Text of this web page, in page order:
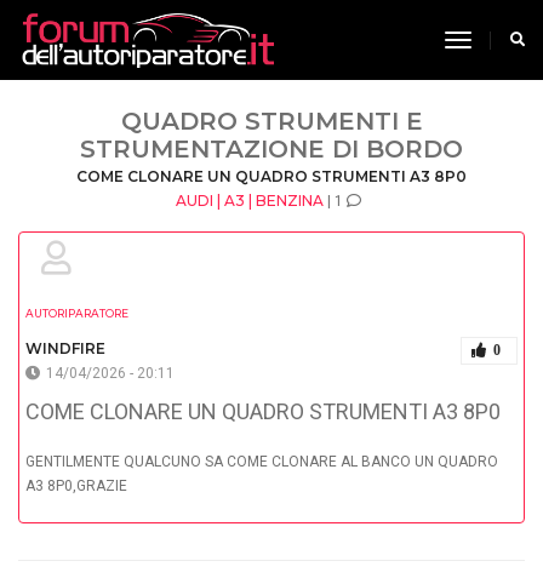
toggle
QUADRO STRUMENTI E
STRUMENTAZIONE DI BORDO
COME CLONARE UN QUADRO STRUMENTI A3 8P0
AUDI | A3 | BENZINA
| 1
AUTORIPARATORE
WINDFIRE 0
14/04/2026 - 20:11
COME CLONARE UN QUADRO STRUMENTI A3 8P0
GENTILMENTE QUALCUNO SA COME CLONARE AL BANCO UN QUADRO
A3 8P0,GRAZIE